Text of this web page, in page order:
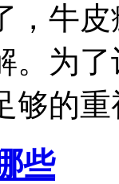
，牛
。为
够的重
些